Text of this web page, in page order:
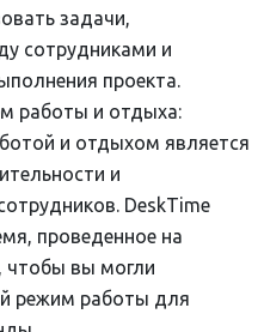
задачи,
сотрудниками и
проекта.
работы и отдыха:
и отдыхом является
и
DeskTime
проведенное на
чтобы вы могли
режим работы для